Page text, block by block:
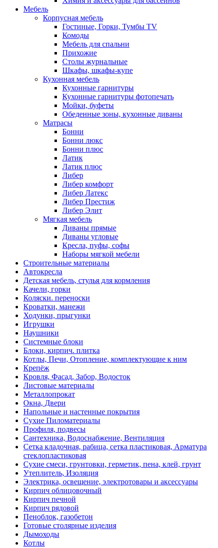
Мебель
Корпусная мебель
Гостиные, Горки, Тумбы TV
Комоды
Мебель для спальни
Прихожие
Столы журнальные
Шкафы, шкафы-купе
Кухонная мебель
Кухонные гарнитуры
Кухонные гарнитуры фотопечать
Мойки, буфеты
Обеденные зоны, кухонные диваны
Матрасы
Бонни
Бонни люкс
Бонни плюс
Латик
Латик плюс
Либер
Либер комфорт
Либер Латекс
Либер Престиж
Либер Элит
Мягкая мебель
Диваны прямые
Диваны угловые
Кресла, пуфы, софы
Наборы мягкой мебели
Строительные материалы
Автокресла
Детская мебель, стулья для кормления
Качели, горки
Коляски. переноски
Кроватки, манежи
Ходунки, прыгунки
Игрушки
Наушники
Системные блоки
Блоки, кирпич. плитка
Котлы, Печи, Отопление, комплектующие к ним
Крепёж
Кровля, Фасад, Забор, Водосток
Листовые материалы
Металлопрокат
Окна, Двери
Напольные и настенные покрытия
Сухие Пиломатериалы
Профиля, подвесы
Сантехника, Водоснабжение, Вентиляция
Сетка кладочная, рабица, сетка пластиковая, Арматура
стеклопластиковая
Сухие смеси, грунтовки, герметик, пена, клей, грунт
Утеплитель, Изоляция
Электрика, освещение, электротовары и аксессуары
Кирпич облицовочный
Кирпич печной
Кирпич рядовой
Пеноблок, газобетон
Готовые столярные изделия
Дымоходы
Котлы